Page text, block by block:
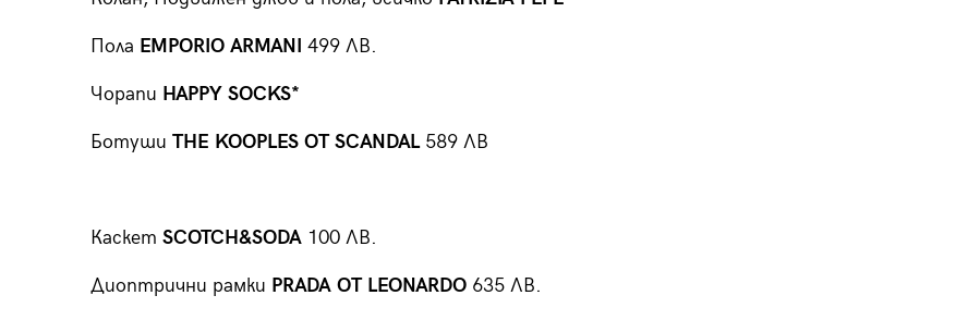
Пола EMPORIO ARMANI 499 ЛВ.
Чорапи HAPPY SOCKS*
Ботуши THE KOOPLES ОТ SCANDAL589 ЛВ
Каскет SCOTCH&SODA 100 ЛВ.
Диоптрични рамки PRADA ОТ LEONARDO635 ЛВ.